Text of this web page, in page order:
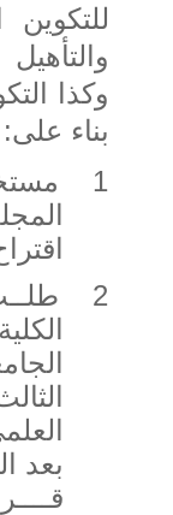
وكذا
بناء على:
1
2
بعد